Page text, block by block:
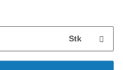
Stk